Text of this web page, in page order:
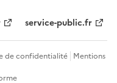
service-public.fr
de confidentialité Mentions